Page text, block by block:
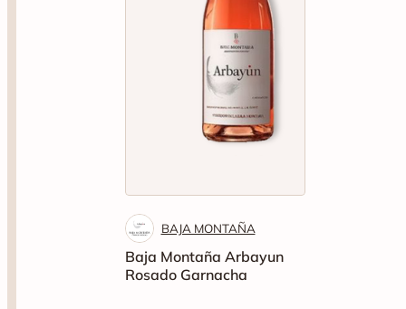
BAJA MONTAÑA
Baja Montaña Arbayun
Rosado Garnacha